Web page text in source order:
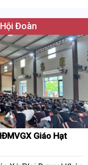
Đoàn
Giáo Hạt